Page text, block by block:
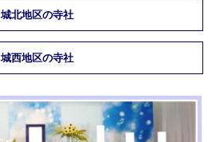
城北地区の寺社
城西地区の寺社